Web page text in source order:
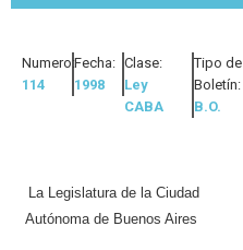
Numero:
114
Fecha:
1998
Clase:
Ley
CABA
Tipo de
Boletín:
B.O.
La Legislatura de la Ciudad
Autónoma de Buenos Aires